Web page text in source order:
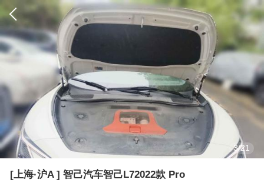
3/21
[上海·沪A ] 智己汽车智己L72022款 Pro